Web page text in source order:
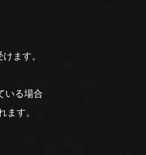
ます。
いる場合
ます。